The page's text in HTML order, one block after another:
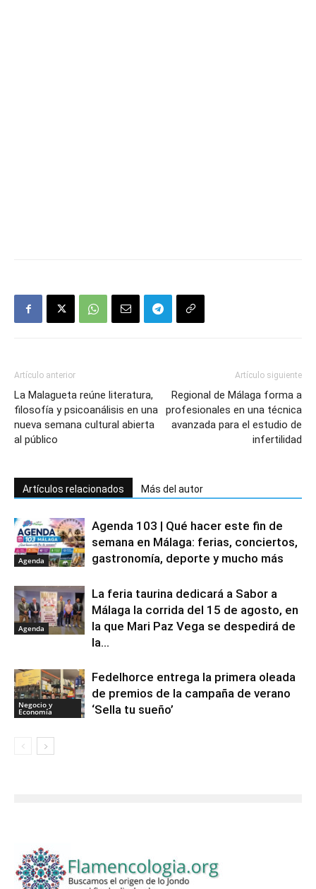
Artículo anterior
La Malagueta reúne literatura,
filosofía y psicoanálisis en una
nueva semana cultural abierta
al público
Artículo siguiente
Regional de Málaga forma a
profesionales en una técnica
avanzada para el estudio de
infertilidad
Artículos relacionados Más del autor
Agenda
Agenda 103 | Qué hacer este fin de
semana en Málaga: ferias, conciertos,
gastronomía, deporte y mucho más
Agenda
La feria taurina dedicará a Sabor a
Málaga la corrida del 15 de agosto, en
la que Mari Paz Vega se despedirá de
la...
Negocio y
Economía
Fedelhorce entrega la primera oleada
de premios de la campaña de verano
‘Sella tu sueño’